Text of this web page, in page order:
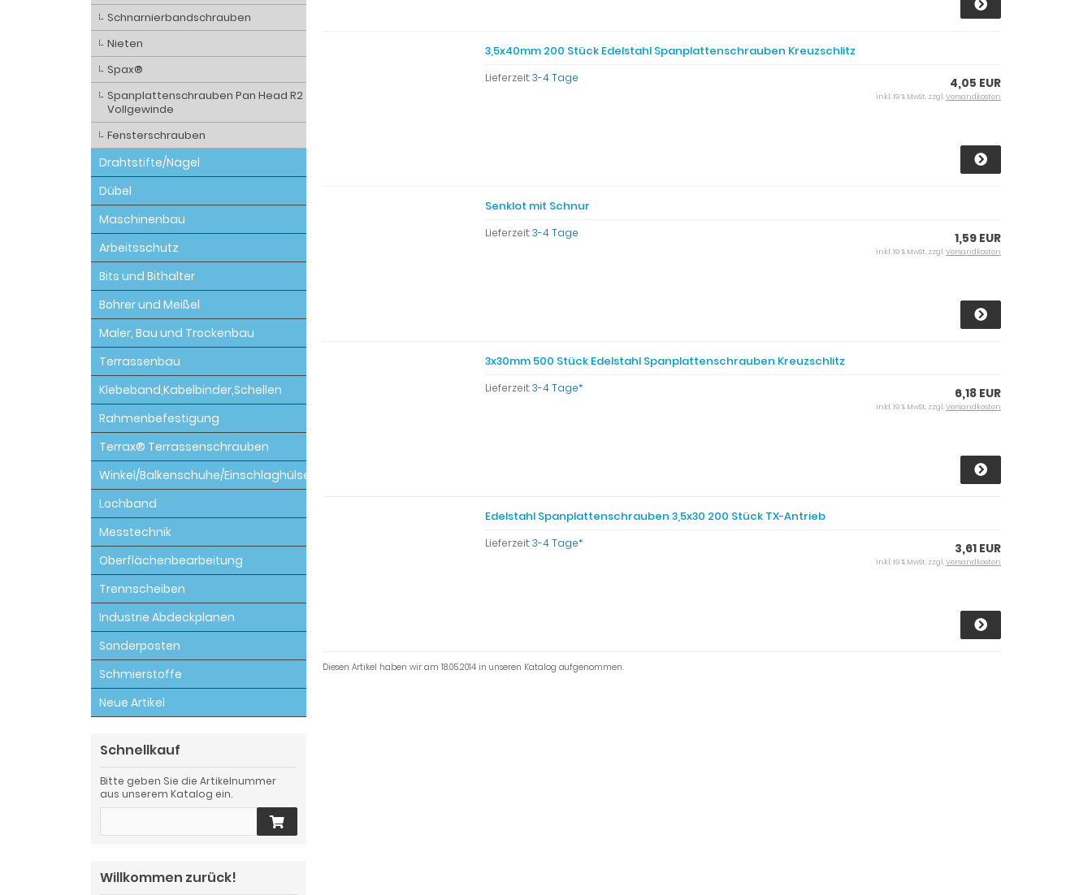
Schnarnierbandschrauben
Nieten
Spax®
Spanplattenschrauben Pan Head R2
Vollgewinde
Fensterschrauben
Drahtstifte/Nägel
Dübel
Maschinenbau
Arbeitsschutz
Bits und Bithalter
Bohrer und Meißel
Maler, Bau und Trockenbau
Terrassenbau
Klebeband,Kabelbinder,Schellen
Rahmenbefestigung
Terrax® Terrassenschrauben
Winkel/Balkenschuhe/Einschlaghülsen
Lochband
Messtechnik
Oberflächenbearbeitung
Trennscheiben
Industrie Abdeckplanen
Sonderposten
Schmierstoffe
Neue Artikel
Schnellkauf
Bitte geben Sie die Artikelnummer
aus unserem Katalog ein.
Willkommen zurück!